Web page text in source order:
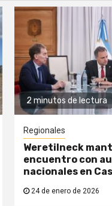
2 minutos de lectura
Regionales
Weretilneck
encuentro con
nacionales en
24 de enero de 2026